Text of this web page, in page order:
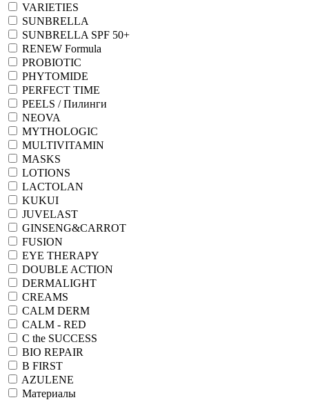
VARIETIES
SUNBRELLA
SUNBRELLA SPF 50+
RENEW Formula
PROBIOTIC
PHYTOMIDE
PERFECT TIME
PEELS / Пилинги
NEOVA
MYTHOLOGIC
MULTIVITAMIN
MASKS
LOTIONS
LACTOLAN
KUKUI
JUVELAST
GINSENG&CARROT
FUSION
EYE THERAPY
DOUBLE ACTION
DERMALIGHT
CREAMS
CALM DERM
CALM - RED
C the SUCCESS
BIO REPAIR
B FIRST
AZULENE
Материалы